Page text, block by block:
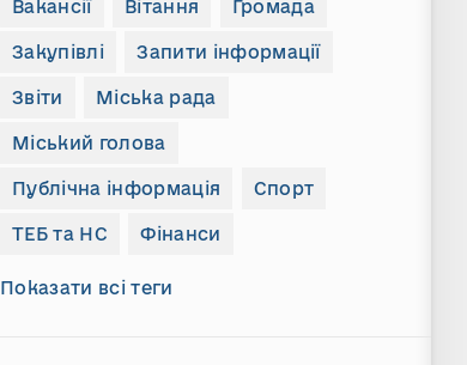
Вакансії Вітання Громада
Закупівлі Запити інформації
Звіти Міська рада
Міський голова
Публічна інформація Спорт
ТЕБ та НС Фінанси
Показати всі теги